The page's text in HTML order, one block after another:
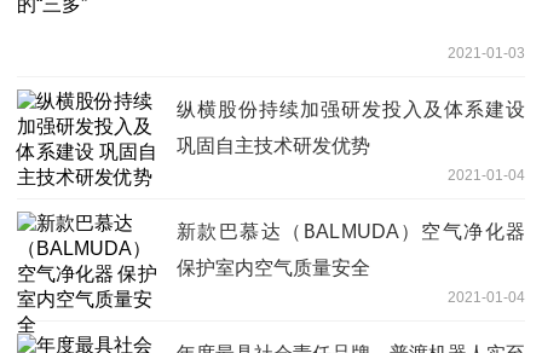
2021-01-03
纵横股份持续加强研发投入及体系建设
巩固自主技术研发优势
2021-01-04
新款巴慕达（BALMUDA）空气净化器
保护室内空气质量安全
2021-01-04